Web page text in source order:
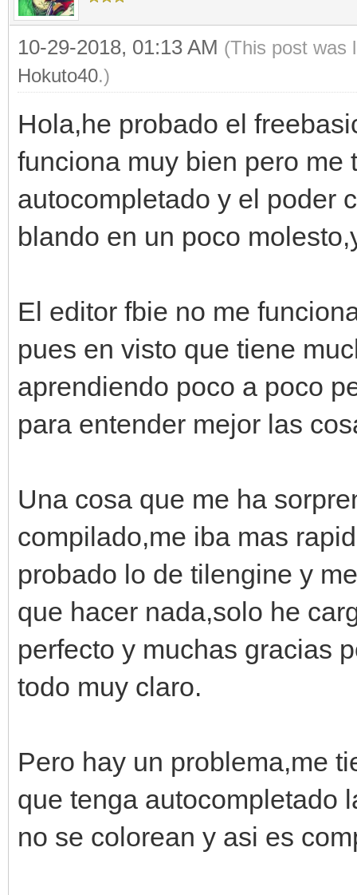
10-29-2018, 01:13 AM (This post was
Hokuto40.)
Hola,he probado el
funciona muy bien pero me
autocompletado y el poder
blando en un poco
El editor fbie no me
pues en visto que tiene
aprendiendo poco a poco
para entender mejor las
Una cosa que me ha
compilado,me iba mas
probado lo de tilengine y
que hacer nada,solo he
perfecto y muchas gracias
todo muy claro.
Pero hay un problema,me
que tenga autocompletado
no se colorean y asi es